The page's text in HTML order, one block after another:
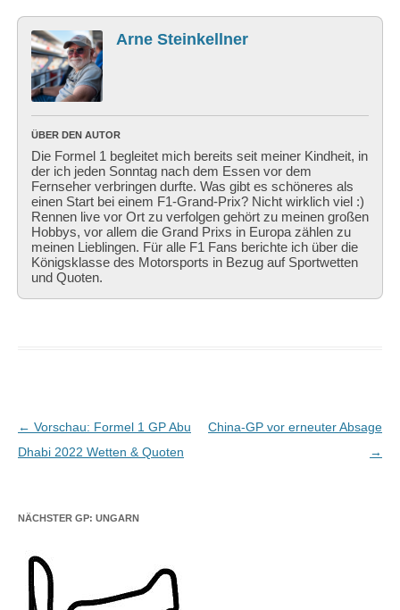
Arne Steinkellner
ÜBER DEN AUTOR
Die Formel 1 begleitet mich bereits seit meiner Kindheit, in
der ich jeden Sonntag nach dem Essen vor dem
Fernseher verbringen durfte. Was gibt es schöneres als
einen Start bei einem F1-Grand-Prix? Nicht wirklich viel :)
Rennen live vor Ort zu verfolgen gehört zu meinen großen
Hobbys, vor allem die Grand Prixs in Europa zählen zu
meinen Lieblingen. Für alle F1 Fans berichte ich über die
Königsklasse des Motorsports in Bezug auf Sportwetten
und Quoten.
Beitragsnavigation
← Vorschau: Formel 1 GP Abu
Dhabi 2022 Wetten & Quoten
China-GP vor erneuter Absage
→
NÄCHSTER GP: UNGARN